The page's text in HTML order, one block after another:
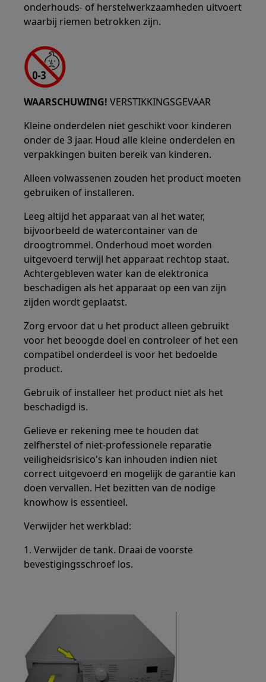
onderhouds- of herstelwerkzaamheden uitvoert
waarbij riemen betrokken zijn.
WAARSCHUWING! VERSTIKKINGSGEVAAR
Kleine onderdelen niet geschikt voor kinderen
onder de 3 jaar. Houd alle kleine onderdelen en
verpakkingen buiten bereik van kinderen.
Alleen volwassenen zouden het product moeten
gebruiken of installeren.
Leeg altijd het apparaat van al het water,
bijvoorbeeld de watercontainer van de
droogtrommel. Onderhoud moet worden
uitgevoerd terwijl het apparaat rechtop staat.
Achtergebleven water kan de elektronica
beschadigen als het apparaat op een van zijn
zijden wordt geplaatst.
Zorg ervoor dat u het product alleen gebruikt
voor het beoogde doel en controleer of het een
compatibel onderdeel is voor het bedoelde
product.
Gebruik of installeer het product niet als het
beschadigd is.
Gelieve er rekening mee te houden dat
zelfherstel of niet-professionele reparatie
veiligheidsrisico's kan inhouden indien niet
correct uitgevoerd en mogelijk de garantie kan
doen vervallen. Het bezitten van de nodige
knowhow is essentieel.
Verwijder het werkblad:
1. Verwijder de tank. Draai de voorste
bevestigingsschroef los.